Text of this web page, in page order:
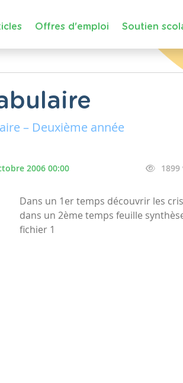
Offres d'emploi Soutien
– Deuxième année
2006 00:00 1899
Dans un 1er temps découvrir les
dans un 2ème temps feuille
fichier 1